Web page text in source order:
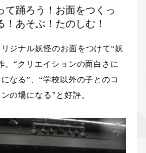
て踊ろう！お面をつくっ
！あそぶ！たのしむ！
ジナル妖怪のお面をつけて“妖
。“クリエイションの面白さに
なる”、“学校以外の子とのコ
の場になる”と好評。